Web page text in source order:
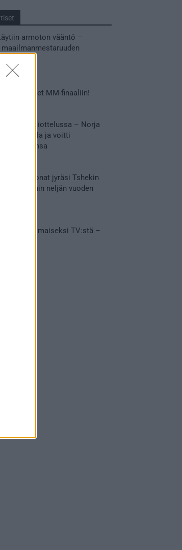
armoton vääntö –
kentälliset MM-finaaliin!
pronssiottelussa – Norja
jatkoajalla ja voitti
MM-mitalinsa
– Leijonat jyräsi Tshekin
neljän vuoden
näkyy ilmaiseksi TV:stä –
stream